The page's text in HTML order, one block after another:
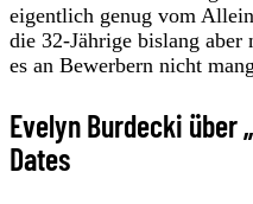
eigentlich genug vom
die 32-Jährige bislang
es an Bewerbern nicht
Evelyn Burdecki über
Dates